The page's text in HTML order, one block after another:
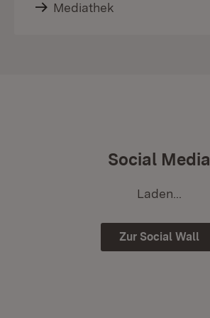
Mediathek
Social Media
Laden...
Zur Social Wall